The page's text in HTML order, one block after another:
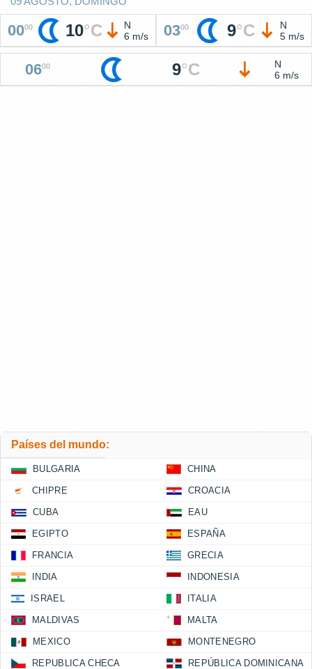
0000 10°C
N
6 m/s
0300 9°C
N
5 m/s
0600 9°C
N
6 m/s
Países del mundo:
BULGARIA CHINA
CHIPRE CROACIA
CUBA EAU
EGIPTO ESPAÑA
FRANCIA GRECIA
INDIA INDONESIA
ISRAEL ITALIA
MALDIVAS MALTA
MEXICO MONTENEGRO
REPUBLICA CHECA REPÚBLICA DOMINICANA